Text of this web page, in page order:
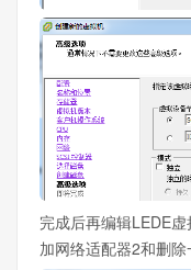
完成后再编辑LEDE
加网络适配器2和删除